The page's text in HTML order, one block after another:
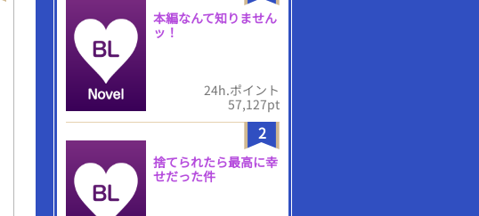
本編なんて知りません
ッ！
24h.ポイント
57,127pt
2
捨てられたら最高に幸
せだった件